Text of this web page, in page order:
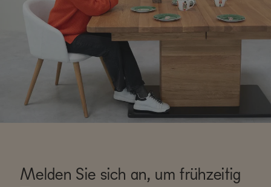
Melden Sie sich an, um frühzeitig